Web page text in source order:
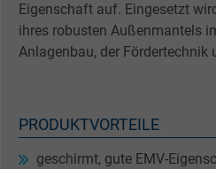
Eigenschaft auf. Eingesetzt
ihres robusten Außenmantels
Anlagenbau, der Fördertechnik
PRODUKTVORTEILE
geschirmt, gute EMV-